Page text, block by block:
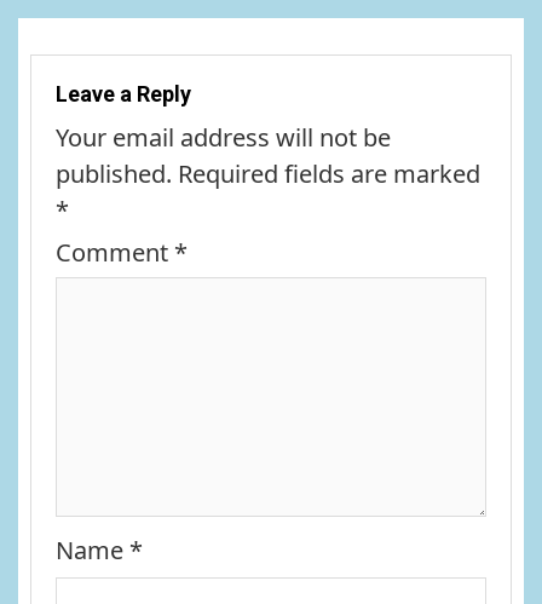
Leave a Reply
Your email address will not be
published. Required fields are marked
*
Comment *
Name *